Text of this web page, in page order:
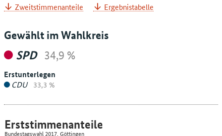
Zweitstimmenanteile
Ergebnistabelle
Gewählt im Wahlkreis
SPD 34,9 %
Erstunterlegen
CDU 33,3 %
Erststimmenanteile
Bundestagswahl 2017, Göttingen